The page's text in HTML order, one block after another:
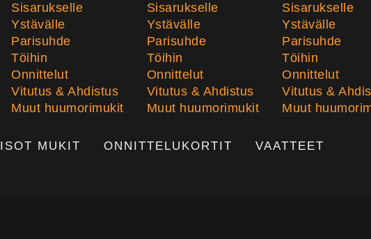
Sisarukselle
Ystävälle
Parisuhde
Töihin
Onnittelut
Vitutus & Ahdistus
Muut huumorimukit
Sisarukselle
Ystävälle
Parisuhde
Töihin
Onnittelut
Vitutus & Ahdistus
Muut huumorimukit
Sisarukselle
Ystävälle
Parisuhde
Töihin
Onnittelut
Vitutus &
Muut
ISOT MUKIT ONNITTELUKORTIT VAATTEET